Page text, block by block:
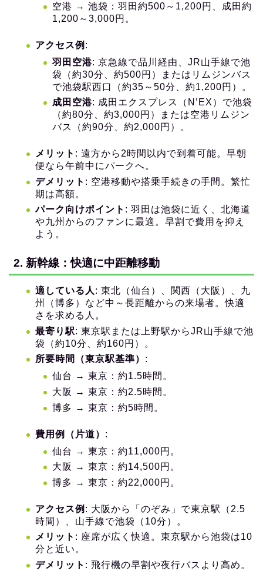
空港 → 池袋：羽田約500～1,200円、成田約
1,200～3,000円。
アクセス例 :
羽田空港: 京急線で品川経由、JR山手線で池
袋（約30分、約500円）またはリムジンバス
で池袋駅西口（約35～50分、約1,200円）。
成田空港: 成田エクスプレス（N’EX）で池袋
（約80分、約3,000円）または空港リムジン
バス（約90分、約2,000円）。
メリット : 遠方から2時間以内で到着可能。早朝
便なら午前中にパークへ。
デメリット : 空港移動や搭乗手続きの手間。繁忙
期は高額。
パーク向けポイント : 羽田は池袋に近く、北海道
や九州からのファンに最適。早割で費用を抑え
よう。
2. 新幹線：快適に中距離移動
適している人 : 東北（仙台）、関西（大阪）、九
州（博多）など中～長距離からの来場者。快適
さを求める人。
最寄り駅: 東京駅または上野駅からJR山手線で池
袋（約10分、約160円）。
所要時間（東京駅基準） :
仙台 → 東京：約1.5時間。
大阪 → 東京：約2.5時間。
博多 → 東京：約5時間。
費用例（片道） :
仙台 → 東京：約11,000円。
大阪 → 東京：約14,500円。
博多 → 東京：約22,000円。
アクセス例 : 大阪から「のぞみ」で東京駅（2.5
時間）、山手線で池袋（10分）。
メリット : 座席が広く快適。東京駅から池袋は10
分と近い。
デメリット : 飛行機の早割や夜行バスより高め。